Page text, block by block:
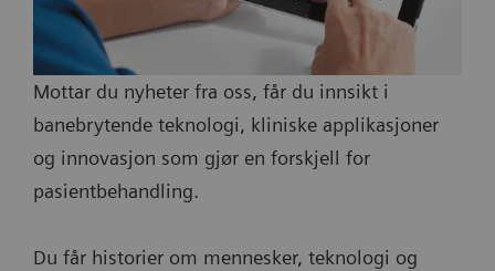
Mottar du nyheter fra oss, får du innsikt i
banebrytende teknologi, kliniske applikasjoner
og innovasjon som gjør en forskjell for
pasientbehandling.
Du får historier om mennesker, teknologi og